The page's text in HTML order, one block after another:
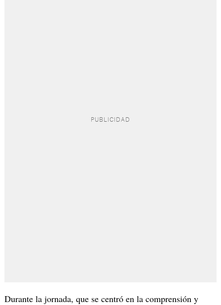
Durante la jornada, que se centró en la comprensión y